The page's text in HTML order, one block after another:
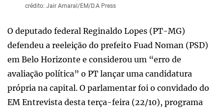
crédito: Jair Amaral/EM/D.A Press
O deputado federal Reginaldo Lopes (PT-MG)
defendeu a reeleição do prefeito Fuad Noman (PSD)
em Belo Horizonte e considerou um “erro de
avaliação política” o PT lançar uma candidatura
própria na capital. O parlamentar foi o convidado do
EM Entrevista desta terça-feira (22/10), programa